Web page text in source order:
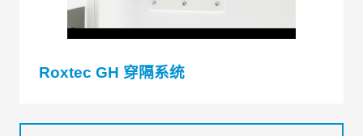
Roxtec GH 穿隔系统